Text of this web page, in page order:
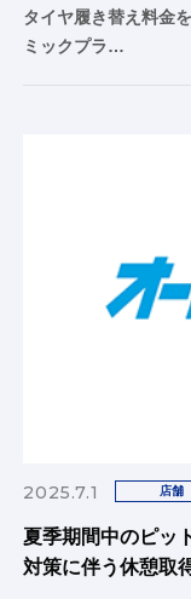
タイヤ履き替え料金
ミックプラ…
2025.7.1 店舗
夏季期間中のピッ
対策に伴う休憩取